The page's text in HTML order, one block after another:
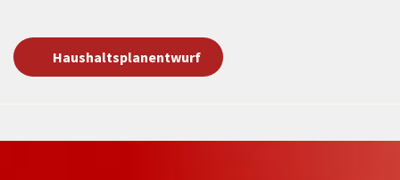
Haushaltsplanentwurf